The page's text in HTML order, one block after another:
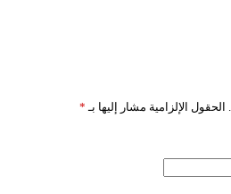
الحقول الإلزامية مشار إليها بـ *